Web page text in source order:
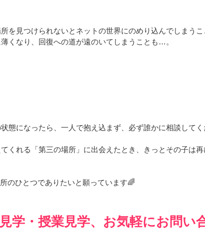
を見つけられないとネットの世界にのめり込んでしまうこ
くなり、回復への道が遠のいてしまうことも…。
態になったら、一人で抱え込まず、必ず誰かに相談してく
くれる「第三の場所」に出会えたとき、きっとその子は
のひとつでありたいと願っています🌈
学・授業見学、お気軽にお問い